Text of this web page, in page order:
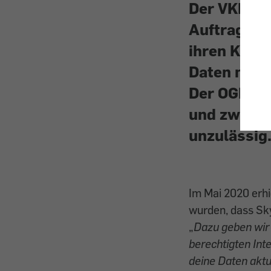
Der VKI
Auftrag
ihren
Daten mit
Der OGH
und zwei
unzulässig.
Im Mai 2020
wurden, dass
„Dazu geben
berechtigten
deine Daten